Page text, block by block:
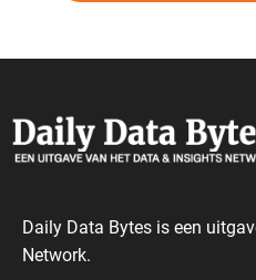
Daily Data Bytes is een
Network.